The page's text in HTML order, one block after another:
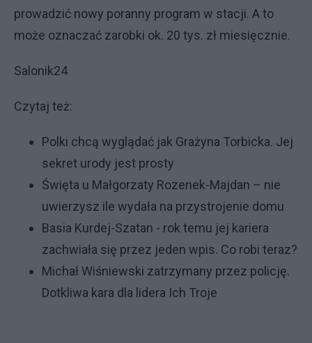
prowadzić nowy poranny program w stacji. A to
może oznaczać zarobki ok. 20 tys. zł miesięcznie.
Salonik24
Czytaj też:
Polki chcą wyglądać jak Grażyna Torbicka. Jej
sekret urody jest prosty
Święta u Małgorzaty Rozenek-Majdan – nie
uwierzysz ile wydała na przystrojenie domu
Basia Kurdej-Szatan - rok temu jej kariera
zachwiała się przez jeden wpis. Co robi teraz?
Michał Wiśniewski zatrzymany przez policję.
Dotkliwa kara dla lidera Ich Troje